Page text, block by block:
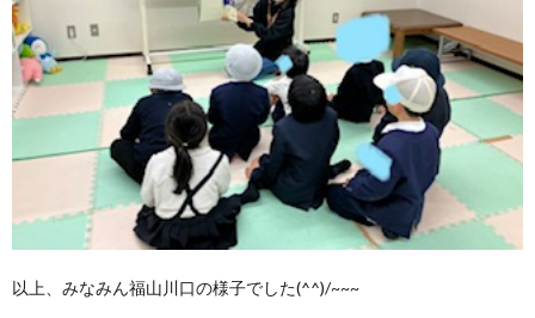
以上、みなみん福山川口の様子でした(^^)/~~~